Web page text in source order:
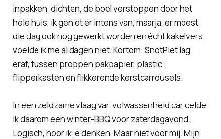
inpakken, dichten, de boel verstoppen door het
hele huis, ik geniet er intens van, maarja, er moest
die dag ook nog gewerkt worden en écht kakelvers
voelde ik me al dagen niet. Kortom: SnotPiet lag
eraf, tussen proppen pakpapier, plastic
flipperkasten en flikkerende kerstcarrousels.
In een zeldzame vlaag van volwassenheid cancelde
ik daarom een winter-BBQ voor zaterdagavond.
Logisch, hoor ik je denken. Maar niet voor mij. Mijn